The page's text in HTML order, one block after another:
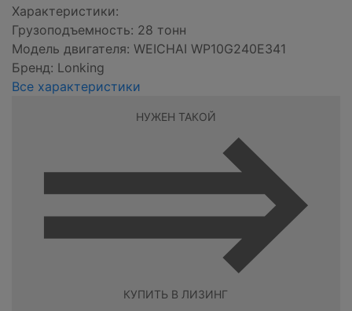
Характеристики:
Грузоподъемность: 28 тонн
Модель двигателя: WEICHAI WP10G240E341
Бренд: Lonking
Все характеристики
НУЖЕН ТАКОЙ
КУПИТЬ В ЛИЗИНГ